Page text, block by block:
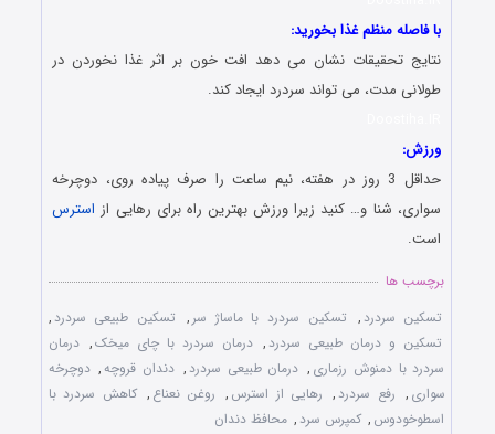
با فاصله منظم غذا بخورید:
نتایج تحقیقات نشان می دهد افت خون بر اثر غذا نخوردن در
طولانی مدت، می تواند سردرد ایجاد کند.
ورزش:
حداقل 3 روز در هفته، نیم ساعت را صرف پیاده روی، دوچرخه
سواری، شنا و… کنید زیرا ورزش بهترین راه برای رهایی از استرس
است.
برچسب ها
تسکین سردرد , تسکین سردرد با ماساژ سر , تسکین طبیعی سردرد ,
تسکین و درمان طبیعی سردرد , درمان سردرد با چای میخک, درمان
سردرد با دمنوش رزماری , درمان طبیعی سردرد , دندان قروچه, دوچرخه
سواری , رفع سردرد , رهایی از استرس , روغن نعناع , کاهش سردرد با
اسطوخودوس , کمپرس سرد , محافظ دندان